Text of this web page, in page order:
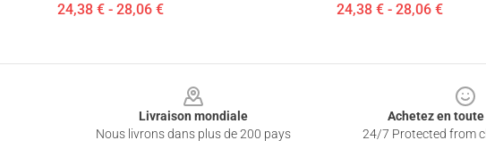
24,38 € - 28,06 € 24,38 € - 28,06 €
Livraison mondiale
Nous livrons dans plus de 200 pays
Achetez en
24/7 Protected from